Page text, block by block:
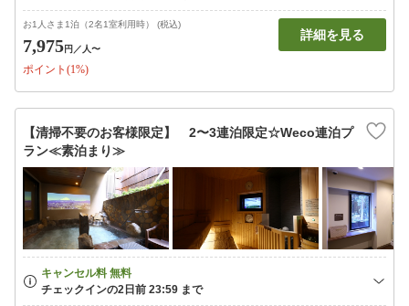
お1人さま1泊（2名1室利用時） (税込)
7,975円 ／人〜
ポイント(1%)
詳細を見る
【清掃不要のお客様限定】 2〜3連泊限定☆Weco連泊プ
ラン≪素泊まり≫